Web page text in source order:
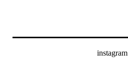
instagram